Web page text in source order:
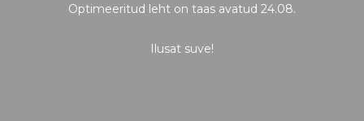
Optimeeritud leht on taas avatud 24.08.
Ilusat suve!